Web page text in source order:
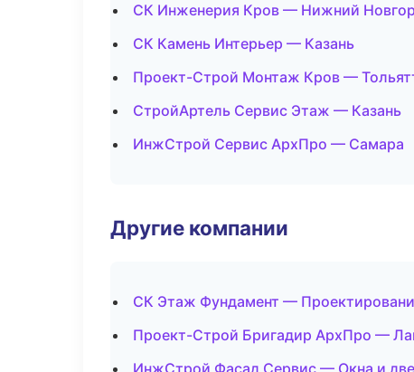
СК Инженерия Кров — Нижний
СК Камень Интерьер — Казань
Проект-Строй Монтаж Кров —
СтройАртель Сервис Этаж — Казань
ИнжСтрой Сервис АрхПро — Самара
Другие компании
СК Этаж Фундамент —
Проект-Строй Бригадир АрхПро —
ИнжСтрой Фасад Сервис — Окна и